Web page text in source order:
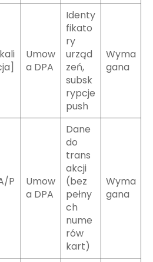
Umow
a DPA
Identy
fikato
ry
urząd
zeń,
subsk
rypcje
push
Wyma
gana
P
Umow
a DPA
Dane
do
trans
akcji
(bez
pełny
ch
nume
rów
kart)
Wyma
gana